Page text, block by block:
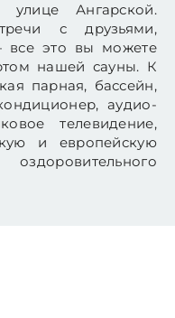
Ангарской.
с друзьями,
все это вы можете
нашей сауны. К
парная, бассейн,
аудио-
телевидение,
и европейскую